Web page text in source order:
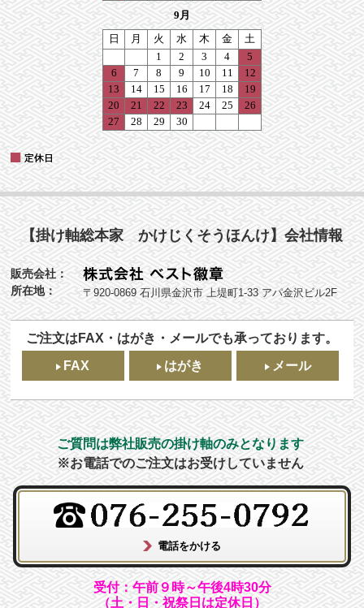
【掛け軸総本家 かけじくそうほんけ】会社情報
販売会社：
所在地：
〒920-0869 石川県金沢市 上堤町1-33 アパ金沢ビル2F
ご注文はFAX・はがき・メールでも承っております。
FAX
はがき メール
ご質問は弊社販売の掛け軸のみとなります
※お電話でのご注文はお受けしていません
受付：午前９時～午後4時30分
（土・日・祝祭日は定休日）